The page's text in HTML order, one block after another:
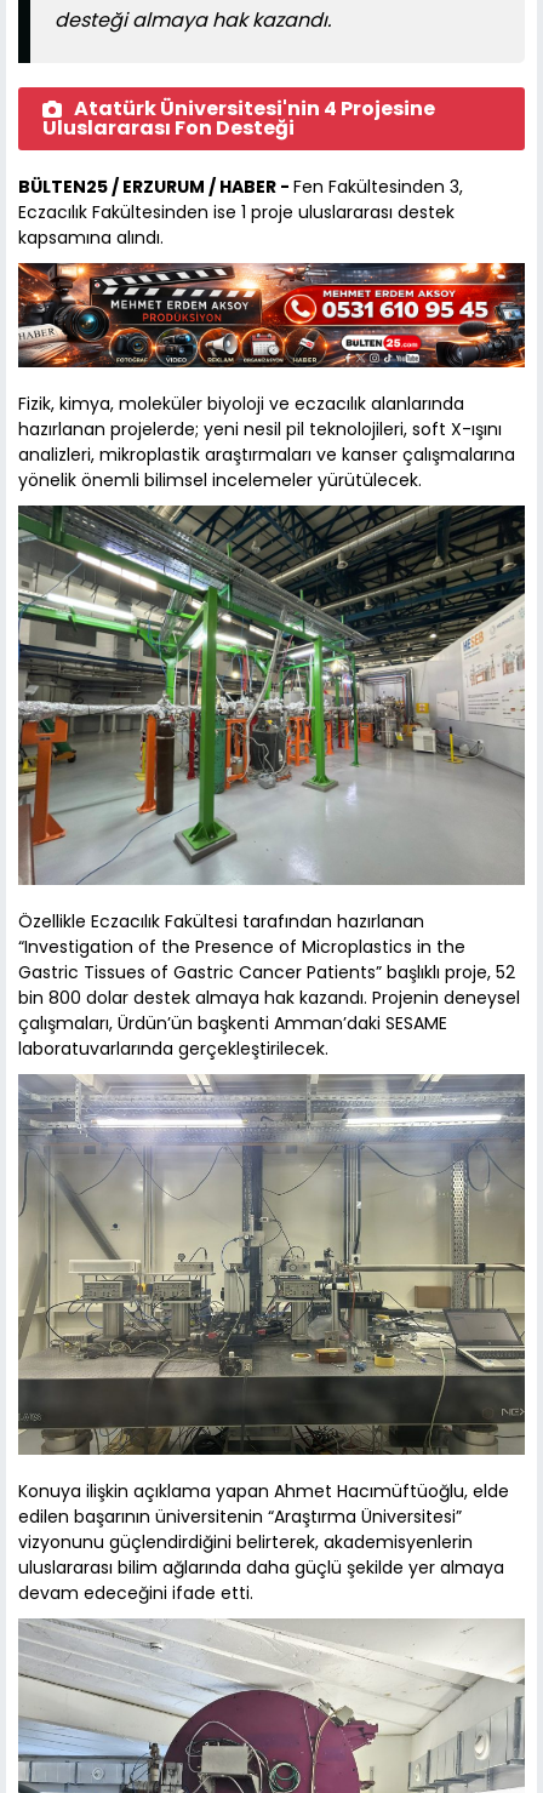
desteği almaya hak kazandı.
Atatürk Üniversitesi'nin 4 Projesine
Uluslararası Fon Desteği
BÜLTEN25 / ERZURUM / HABER - Fen Fakültesinden 3,
Eczacılık Fakültesinden ise 1 proje uluslararası destek
kapsamına alındı.
Fizik, kimya, moleküler biyoloji ve eczacılık alanlarında
hazırlanan projelerde; yeni nesil pil teknolojileri, soft X-ışını
analizleri, mikroplastik araştırmaları ve kanser çalışmalarına
yönelik önemli bilimsel incelemeler yürütülecek.
Özellikle Eczacılık Fakültesi tarafından hazırlanan
“Investigation of the Presence of Microplastics in the
Gastric Tissues of Gastric Cancer Patients” başlıklı proje, 52
bin 800 dolar destek almaya hak kazandı. Projenin deneysel
çalışmaları, Ürdün’ün başkenti Amman’daki SESAME
laboratuvarlarında gerçekleştirilecek.
Konuya ilişkin açıklama yapan Ahmet Hacımüftüoğlu, elde
edilen başarının üniversitenin “Araştırma Üniversitesi”
vizyonunu güçlendirdiğini belirterek, akademisyenlerin
uluslararası bilim ağlarında daha güçlü şekilde yer almaya
devam edeceğini ifade etti.